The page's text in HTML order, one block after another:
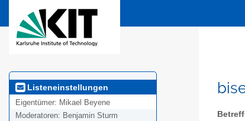
Listeneinstellungen
Eigentümer: Mikael Beyene
Moderatoren: Benjamin Sturm